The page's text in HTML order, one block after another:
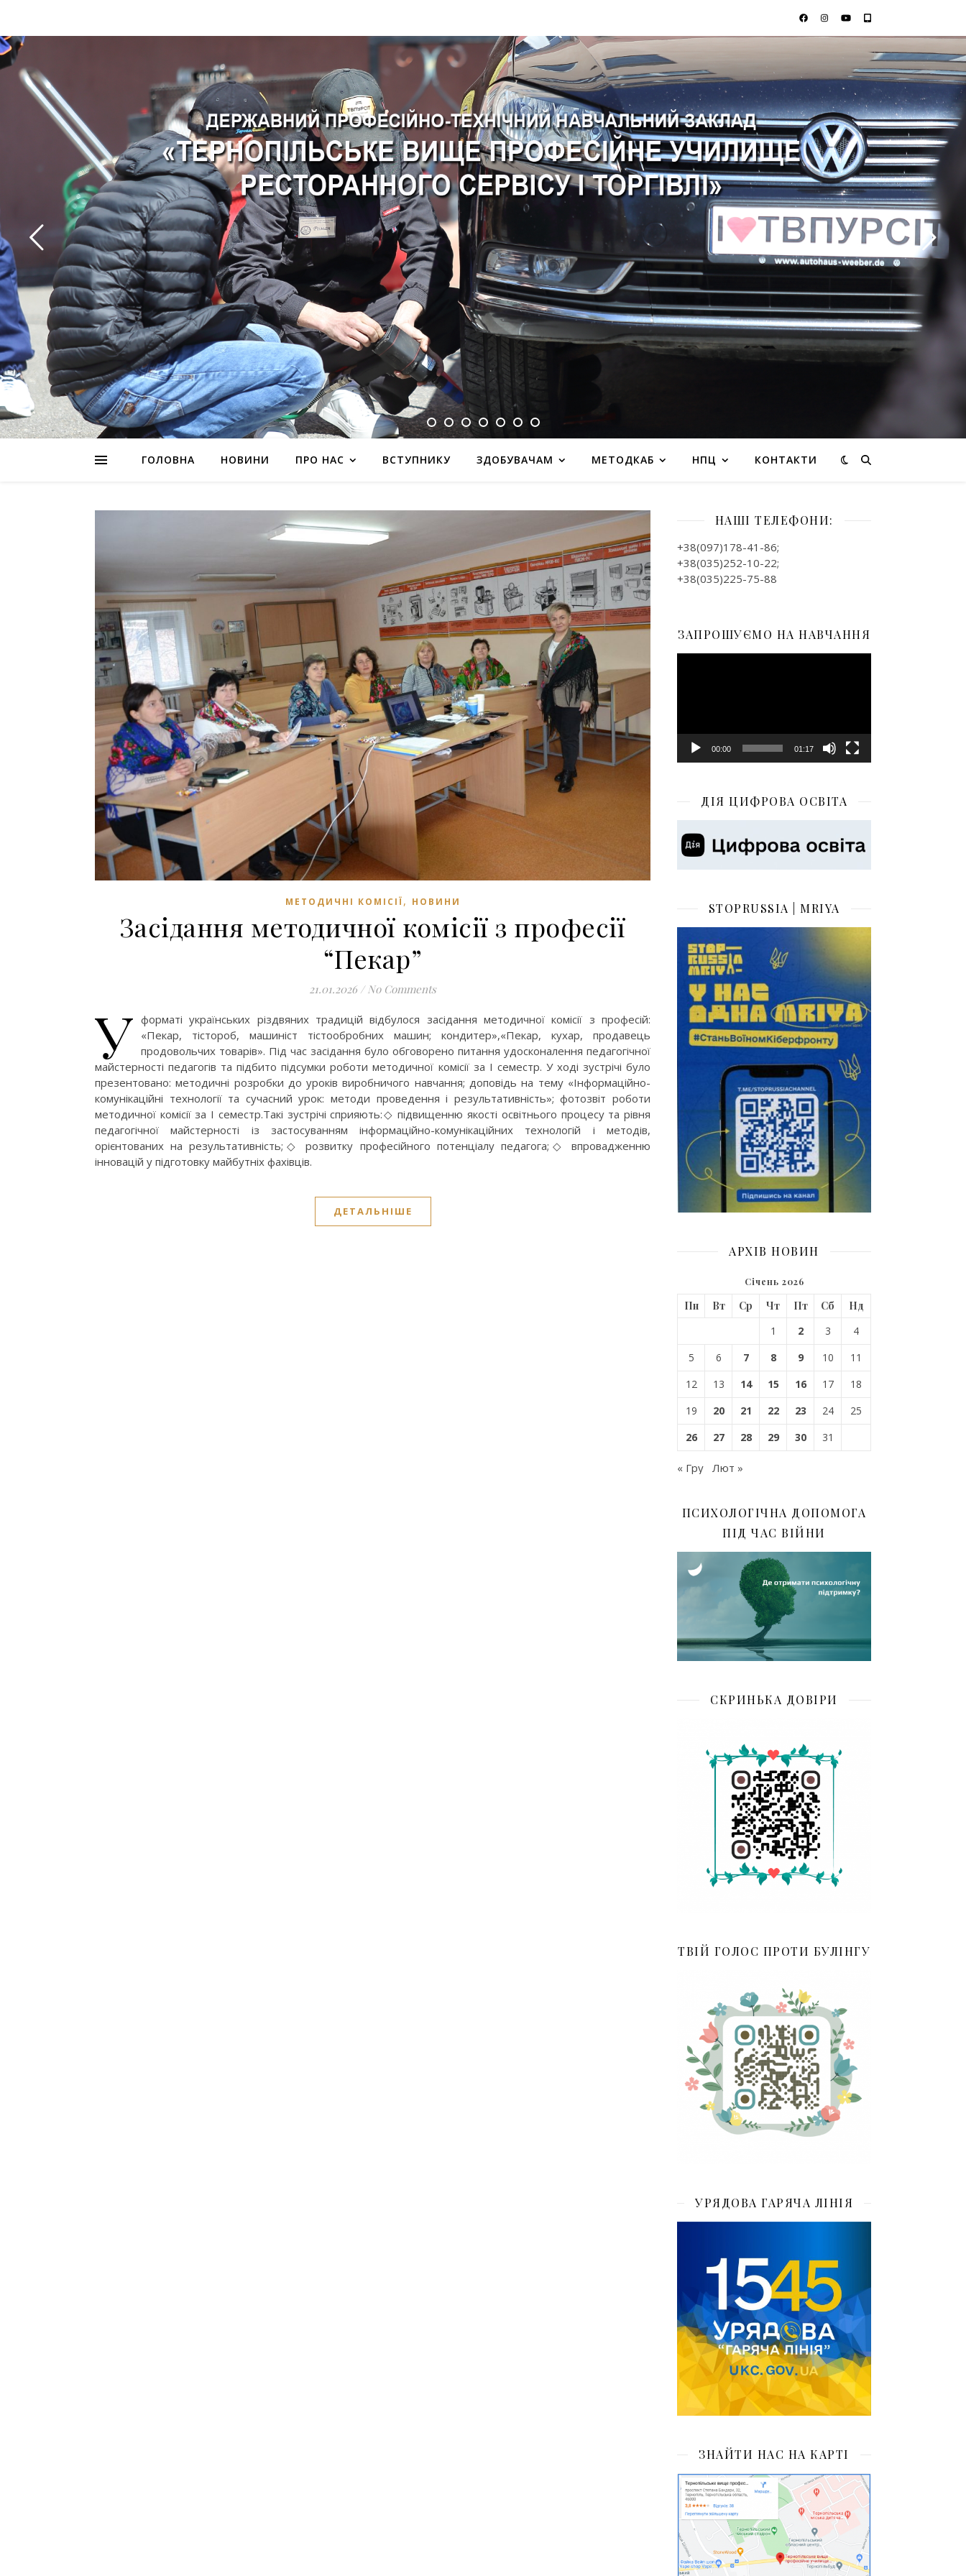
ГОЛОВНА НОВИНИ ПРО НАС ВСТУПНИКУ ЗДОБУВАЧАМ МЕТОДКАБ НПЦ КОНТАКТИ
МЕТОДИЧНІ КОМІСІЇ, НОВИНИ
Засідання методичної комісії з професії
“Пекар”
21.01.2026 / No Comments
У форматі українських різдвяних традицій відбулося засідання методичної комісії з професій:
«Пекар, тістороб, машиніст тістообробних машин; кондитер»,«Пекар, кухар, продавець
продовольчих товарів». Під час засідання було обговорено питання удосконалення педагогічної
майстерності педагогів та підбито підсумки роботи методичної комісії за І семестр. У ході зустрічі було
презентовано: методичні розробки до уроків виробничого навчання; доповідь на тему «Інформаційно-
комунікаційні технології та сучасний урок: методи проведення і результативність»; фотозвіт роботи
методичної комісії за І семестр.Такі зустрічі сприяють:◇ підвищенню якості освітнього процесу та рівня
педагогічної майстерності із застосуванням інформаційно-комунікаційних технологій і методів,
орієнтованих на результативність;◇ розвитку професійного потенціалу педагога;◇ впровадженню
інновацій у підготовку майбутніх фахівців.
ДЕТАЛЬНІШЕ
НАШІ ТЕЛЕФОНИ:
+38(097)178-41-86;
+38(035)252-10-22;
+38(035)225-75-88
ЗАПРОШУЄМО НА НАВЧАННЯ
00:00 01:17
ДІЯ ЦИФРОВА ОСВІТА
STOPRUSSIA | MRIYA
АРХІВ НОВИН
Січень 2026
Пн Вт Ср Чт Пт Сб
Нд
1
2 3
4
5
6 7 8 9 10
11
12
13 14 15 16 17
18
19
20 21 22 23 24
25
26
27 28 29 30 31
« Гру Лют »
ПСИХОЛОГІЧНА ДОПОМОГА
ПІД ЧАС ВІЙНИ
СКРИНЬКА ДОВІРИ
ТВІЙ ГОЛОС ПРОТИ БУЛІНГУ
УРЯДОВА ГАРЯЧА ЛІНІЯ
ЗНАЙТИ НАС НА КАРТІ